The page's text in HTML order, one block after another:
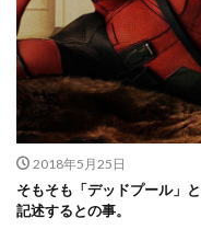
2018年5月25日
そもそも「デッドプール」
記述するとの事。